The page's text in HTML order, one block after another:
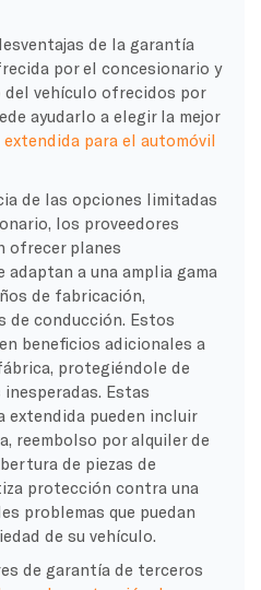
de la garantía
por el concesionario y
vehículo ofrecidos por
ayudarlo a elegir la mejor
extendida para el automóvil
de las opciones limitadas
los proveedores
ofrecer planes
adaptan a una amplia gama
de fabricación,
de conducción. Estos
beneficios adicionales a
protegiéndole de
Estas
extendida pueden incluir
reembolso por alquiler de
de piezas de
protección contra una
problemas que puedan
de su vehículo.
de garantía de terceros